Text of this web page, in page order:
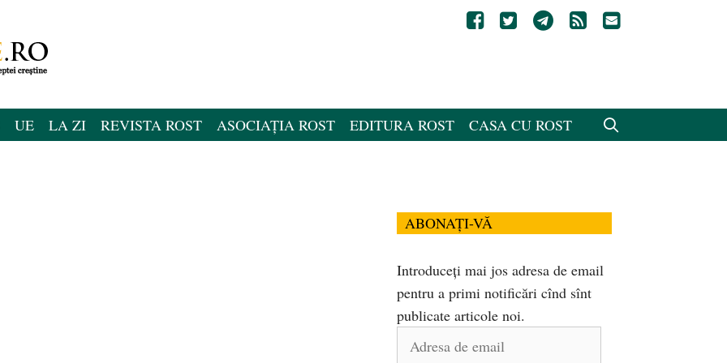
UE LA ZI REVISTA ROST ASOCIAȚIA ROST EDITURA ROST CASA CU ROST
ABONAȚI-VĂ
Introduceți mai jos adresa de email
pentru a primi notificări cînd sînt
publicate articole noi.
Adresa